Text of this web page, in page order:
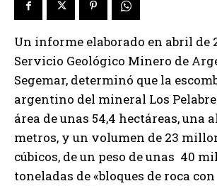
Un informe elaborado en abril de
Servicio Geológico Minero de
Segemar, determinó que la
argentino del mineral Los
área de unas 54,4 hectáreas, una
metros, y un volumen de 23
cúbicos, de un peso de unas 40
toneladas de «bloques de roca con